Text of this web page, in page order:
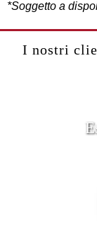
*Soggetto a
I nostri